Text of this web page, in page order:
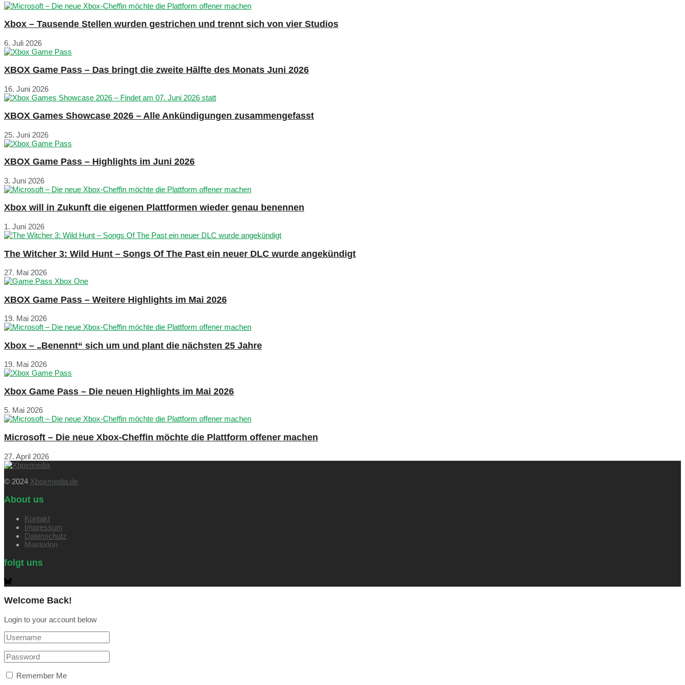
Xbox – Tausende Stellen wurden gestrichen und trennt sich von vier Studios
6. Juli 2026
XBOX Game Pass – Das bringt die zweite Hälfte des Monats Juni 2026
16. Juni 2026
XBOX Games Showcase 2026 – Alle Ankündigungen zusammengefasst
25. Juni 2026
XBOX Game Pass – Highlights im Juni 2026
3. Juni 2026
Xbox will in Zukunft die eigenen Plattformen wieder genau benennen
1. Juni 2026
The Witcher 3: Wild Hunt – Songs Of The Past ein neuer DLC wurde angekündigt
27. Mai 2026
XBOX Game Pass – Weitere Highlights im Mai 2026
19. Mai 2026
Xbox – „Benennt“ sich um und plant die nächsten 25 Jahre
19. Mai 2026
Xbox Game Pass – Die neuen Highlights im Mai 2026
5. Mai 2026
Microsoft – Die neue Xbox-Cheffin möchte die Plattform offener machen
27. April 2026
© 2024 Xboxmedia.de
About us
Kontakt
Impressum
Datenschutz
Mastodon
folgt uns
Welcome Back!
Login to your account below
Remember Me